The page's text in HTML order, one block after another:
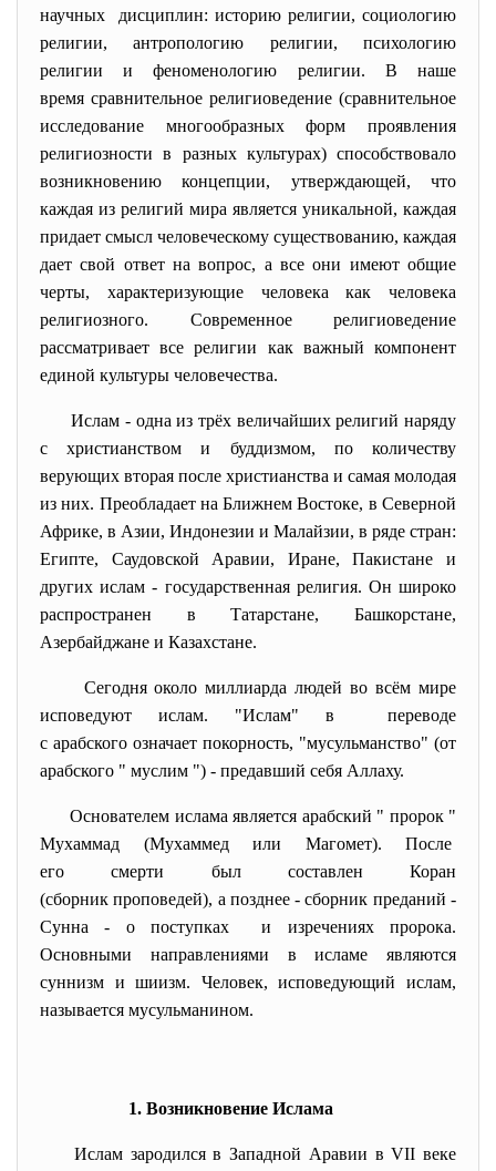
научных дисциплин: историю религии, социологию
религии, антропологию религии, психологию
религии и феноменологию религии. В наше
время сравнительное религиоведение (сравнительное
исследование многообразных форм проявления
религиозности в разных культурах) способствовало
возникновению концепции, утверждающей, что
каждая из религий мира является уникальной, каждая
придает смысл человеческому существованию, каждая
дает свой ответ на вопрос, а все они имеют общие
черты, характеризующие человека как человека
религиозного. Современное религиоведение
рассматривает все религии как важный компонент
единой культуры человечества.
Ислам - одна из трёх величайших религий наряду
с христианством и буддизмом, по количеству
верующих вторая после христианства и самая молодая
из них. Преобладает на Ближнем Востоке, в Северной
Африке, в Азии, Индонезии и Малайзии, в ряде стран:
Египте, Саудовской Аравии, Иране, Пакистане и
других ислам - государственная религия. Он широко
распространен в Татарстане, Башкорстане,
Азербайджане и Казахстане.
Сегодня около миллиарда людей во всём мире
исповедуют ислам. "Ислам" в переводе
с арабского означает покорность, "мусульманство" (от
арабского " муслим ") - предавший себя Аллаху.
Основателем ислама является арабский " пророк "
Мухаммад (Мухаммед или Магомет). После
его смерти был составлен Коран
(сборник проповедей), а позднее - сборник преданий -
Сунна - о поступках и изречениях пророка.
Основными направлениями в исламе являются
суннизм и шиизм. Человек, исповедующий ислам,
называется мусульманином.
1. Возникновение Ислама
Ислам зародился в Западной Аравии в VII веке